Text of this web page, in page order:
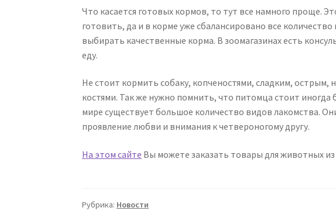
Что касается готовых кормов, то тут все намного проще.
готовить, да и в корме уже сбалансировано все
выбирать качественные корма. В зоомагазинах есть
еду.
Не стоит кормить собаку, копченостями, сладким,
костями. Так же нужно помнить, что питомца стоит
мире существует большое количество видов лакомства.
проявление любви и внимания к четвероногому другу.
На этом сайте Вы можете заказать товары для животных из
Рубрика: Новости